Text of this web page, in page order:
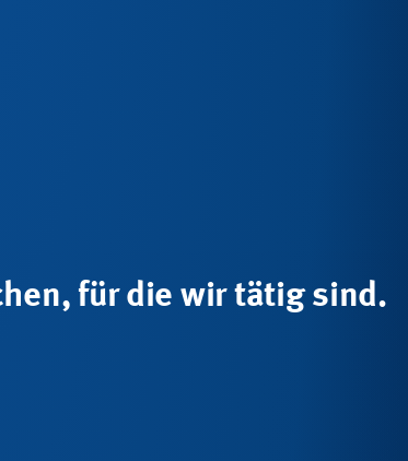
für die wir tätig sind.